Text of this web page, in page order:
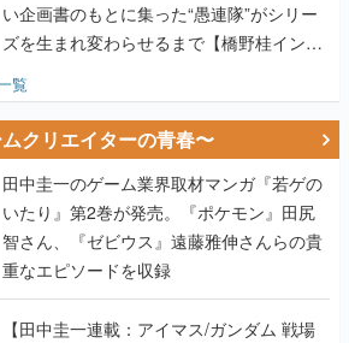
い企画書のもとに集った“愚連隊”がシリー
ズを生まれ変わらせるまで【橋野桂インタ
ビュー】
覧
クリエイターの青春〜
田中圭一のゲーム業界取材マンガ『若ゲの
いたり』第2巻が発売。『ポケモン』田尻
智さん、『ゼビウス』遠藤雅伸さんらの貴
重なエピソードを収録
【田中圭一連載：アイマス/ガンダム 戦場